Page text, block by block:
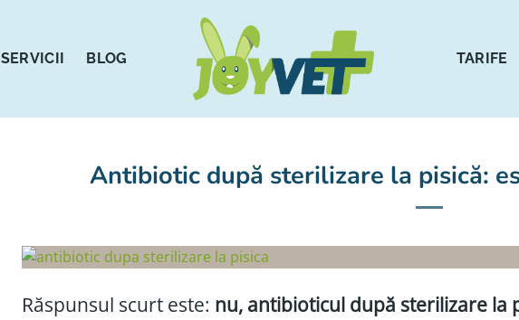
SERVICII BLOG TARIFE
Antibiotic după sterilizare la pisică:
Răspunsul scurt este: nu, antibioticul după sterilizare la